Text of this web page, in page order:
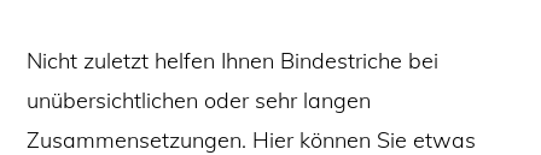
Nicht zuletzt helfen Ihnen Bindestriche bei
unübersichtlichen oder sehr langen
Zusammensetzungen. Hier können Sie etwas